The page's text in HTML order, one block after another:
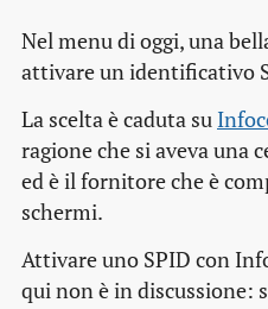
Nel menu di oggi, una
attivare un identificativo
La scelta è caduta su
ragione che si aveva una
ed è il fornitore che è
schermi.
Attivare uno SPID con
qui non è in discussione: